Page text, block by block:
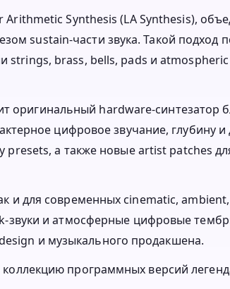
Arithmetic Synthesis (LA Synthesis),
sustain-части звука. Такой подход
strings, brass, bells, pads и
оригинальный hardware-синтезатор
цифровое звучание, глубину
presets, а также новые artist patches
и для современных cinematic,
звуки и атмосферные цифровые
и музыкального продакшена.
программных версий